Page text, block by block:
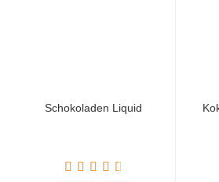
Schokoladen Liquid